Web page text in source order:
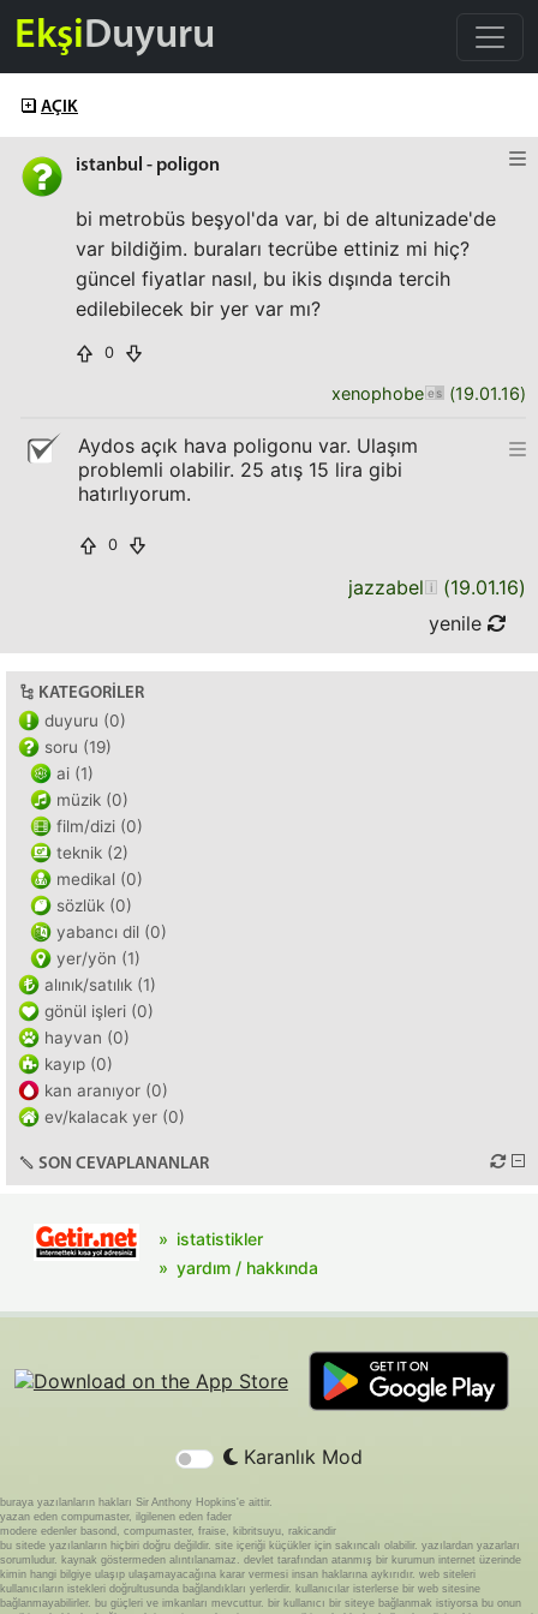
EkşiDuyuru
AÇIK
istanbul - poligon
bi metrobüs beşyol'da var, bi de altunizade'de
var bildiğim. buraları tecrübe ettiniz mi hiç?
güncel fiyatlar nasıl, bu ikis dışında tercih
edilebilecek bir yer var mı?
0
xenophobe (19.01.16)
Aydos açık hava poligonu var. Ulaşım
problemli olabilir. 25 atış 15 lira gibi
hatırlıyorum.
0
jazzabel (19.01.16)
yenile
KATEGORILER
duyuru (0)
soru (19)
ai (1)
müzik (0)
film/dizi (0)
teknik (2)
medikal (0)
sözlük (0)
yabancı dil (0)
yer/yön (1)
alınık/satılık (1)
gönül işleri (0)
hayvan (0)
kayıp (0)
kan aranıyor (0)
ev/kalacak yer (0)
SON CEVAPLANANLAR
istatistikler
yardım / hakkında
Karanlık Mod
buraya yazılanların hakları Sir Anthony Hopkins'e aittir.
yazan eden compumaster, ilgilenen eden fader
modere edenler basond, compumaster, fraise, kibritsuyu, rakicandir
bu sitede yazılanların hiçbiri doğru değildir. site içeriği küçükler için sakıncalı olabilir. yazılardan yazarları
sorumludur. kaynak göstermeden alıntılanamaz. devlet tarafından atanmış bir kurumun internet üzerinde
kimin hangi bilgiye ulaşıp ulaşamayacağına karar vermesi insan haklarına aykırıdır. web siteleri
kullanıcıların istekleri doğrultusunda bağlandıkları yerlerdir. kullanıcılar isterlerse bir web sitesine
bağlanmayabilirler. bu güçleri ve imkanları mevcuttur. bir kullanıcı bir siteye bağlanmak istiyorsa bu onun